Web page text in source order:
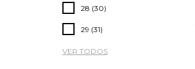
28 (30)
29 (31)
VER TODOS